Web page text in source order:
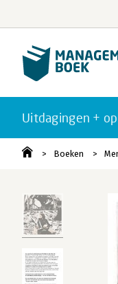
Uitdagingen +
Boeken